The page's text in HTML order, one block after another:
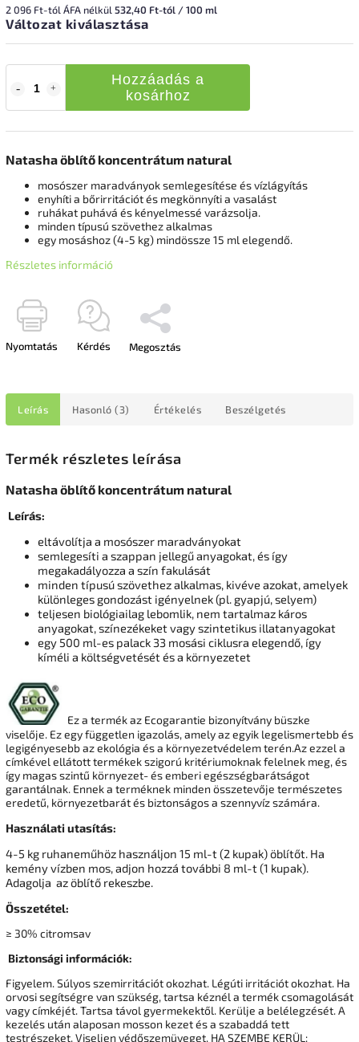
2 096 Ft-tól ÁFA nélkül 532,40 Ft-tól / 100 ml
Változat kiválasztása
Hozzáadás a
kosárhoz
Natasha öblítő koncentrátum natural
mosószer maradványok semlegesítése és vízlágyítás
enyhíti a bőrirritációt és megkönnyíti a vasalást
ruhákat puhává és kényelmessé varázsolja.
minden típusú szövethez alkalmas
egy mosáshoz (4-5 kg) mindössze 15 ml elegendő.
Részletes információ
Nyomtatás Kérdés Megosztás
Leírás Hasonló (3) Értékelés Beszélgetés
Termék részletes leírása
Natasha öblítő koncentrátum natural
Leírás:
eltávolítja a mosószer maradványokat
semlegesíti a szappan jellegű anyagokat, és így
megakadályozza a szín fakulását
minden típusú szövethez alkalmas, kivéve azokat, amelyek
különleges gondozást igényelnek (pl. gyapjú, selyem)
teljesen biológiailag lebomlik, nem tartalmaz káros
anyagokat, színezékeket vagy szintetikus illatanyagokat
egy 500 ml-es palack 33 mosási ciklusra elegendő, így
kíméli a költségvetését és a környezetet
Ez a termék az Ecogarantie bizonyítvány büszke
viselője. Ez egy független igazolás, amely az egyik legelismertebb és
legigényesebb az ekológia és a környezetvédelem terén.Az ezzel a
címkével ellátott termékek szigorú kritériumoknak felelnek meg, és
így magas szintű környezet- és emberi egészségbarátságot
garantálnak. Ennek a terméknek minden összetevője természetes
eredetű, környezetbarát és biztonságos a szennyvíz számára.
Használati utasítás:
4-5 kg ​​ruhaneműhöz használjon 15 ml-t (2 kupak) öblítőt. Ha
kemény vízben mos, adjon hozzá további 8 ml-t (1 kupak).
Adagolja az öblítő rekeszbe.
Összetétel:
≥ 30% citromsav
Biztonsági információk:
Figyelem. Súlyos szemirritációt okozhat. Légúti irritációt okozhat. Ha
orvosi segítségre van szükség, tartsa kéznél a termék csomagolását
vagy címkéjét. Tartsa távol gyermekektől. Kerülje a belélegzését. A
kezelés után alaposan mosson kezet és a szabaddá tett
testrészeket. Viseljen védőszemüveget, HA SZEMBE KERÜL: